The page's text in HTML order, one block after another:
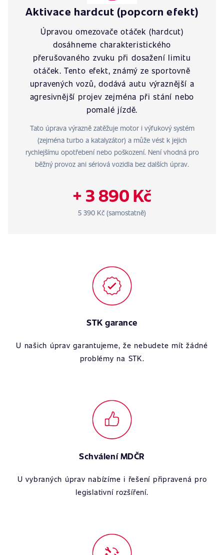
Aktivace hardcut (popcorn efekt)
Úpravou omezovače otáček (hardcut)
dosáhneme charakteristického
přerušovaného zvuku při dosažení limitu
otáček. Tento efekt, známý ze sportovně
upravených vozů, dodává autu výraznější a
agresivnější projev zejména při stání nebo
pomalé jízdě.
Tato úprava výrazně zatěžuje motor i výfukový systém
(zejména turbo a katalyzátor) a může vést k jejich
rychlejšímu opotřebení nebo poškození. Není vhodná pro
běžný provoz ani sériová vozidla bez dalších úprav.
+ 3 890 Kč
5 390 Kč (samostatně)
STK garance
U našich úprav garantujeme, že nebudete mít žádné
problémy na STK.
Schválení MDČR
U vybraných úprav nabízíme i řešení připravená pro
legislativní rozšíření.